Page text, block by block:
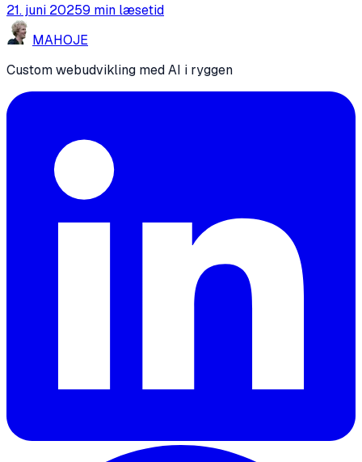
21. juni 20259 min læsetid
MAHOJE
Custom webudvikling med AI i ryggen